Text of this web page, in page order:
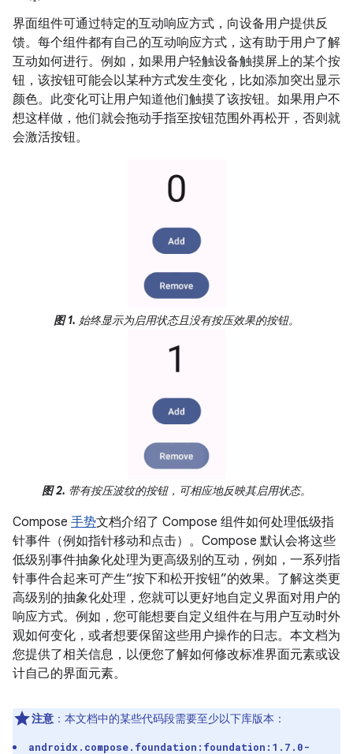
界面组件可通过特定的互动响应方式，向设备用户提供反
馈。每个组件都有自己的互动响应方式，这有助于用户了解
互动如何进行。例如，如果用户轻触设备触摸屏上的某个按
钮，该按钮可能会以某种方式发生变化，比如添加突出显示
颜色。此变化可让用户知道他们触摸了该按钮。如果用户不
想这样做，他们就会拖动手指至按钮范围外再松开，否则就
会激活按钮。
图 1. 始终显示为启用状态且没有按压效果的按钮。
图 2. 带有按压波纹的按钮，可相应地反映其启用状态。
Compose 手势文档介绍了 Compose 组件如何处理低级指
针事件（例如指针移动和点击）。Compose 默认会将这些
低级别事件抽象化处理为更高级别的互动，例如，一系列指
针事件合起来可产生“按下和松开按钮”的效果。了解这类更
高级别的抽象化处理，您就可以更好地自定义界面对用户的
响应方式。例如，您可能想要自定义组件在与用户互动时外
观如何变化，或者想要保留这些用户操作的日志。本文档为
您提供了相关信息，以便您了解如何修改标准界面元素或设
计自己的界面元素。
注意 ：本文档中的某些代码段需要至少以下库版本：
androidx.compose.foundation:foundation:1.7.0-